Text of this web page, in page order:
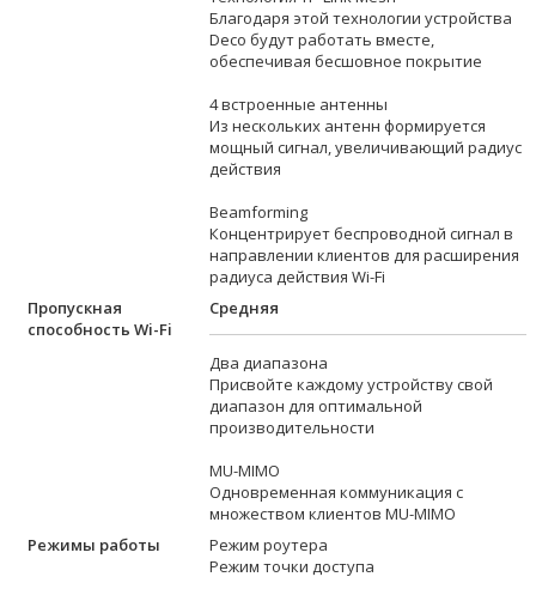
Благодаря этой технологии устройства
Deco будут работать вместе,
обеспечивая бесшовное покрытие
4 встроенные антенны
Из нескольких антенн формируется
мощный сигнал, увеличивающий радиус
действия
Beamforming
Концентрирует беспроводной сигнал в
направлении клиентов для расширения
радиуса действия Wi-Fi
Пропускная
способность Wi-Fi
Средняя
Два диапазона
Присвойте каждому устройству свой
диапазон для оптимальной
производительности
MU-MIMO
Одновременная коммуникация с
множеством клиентов MU-MIMO
Режимы работы
Режим роутера
Режим точки доступа